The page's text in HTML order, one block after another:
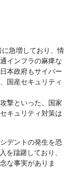
急増しており、情
インフラの麻痺な
本政府もサイバー
国産セキュリティ
撃といった、国家
キュリティ対策は
デントの発生を恐
を躊躇しており、
な事実がありま